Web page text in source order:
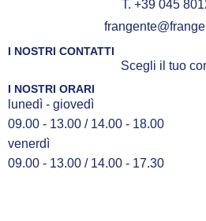
T. +39 045
I NOSTRI CONTATTI
Scegli il tuo
I NOSTRI ORARI
lunedì - giovedì
09.00 - 13.00 / 14.00 - 18.00
venerdì
09.00 - 13.00 / 14.00 - 17.30